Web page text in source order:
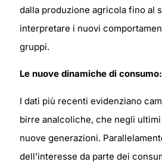
dalla produzione agricola fino al
interpretare i nuovi
gruppi.
Le nuove dinamiche di
I dati più recenti evidenziano
birre analcoliche, che negli
nuove generazioni.
dell’interesse da parte dei